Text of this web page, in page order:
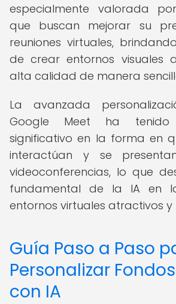
especialmente valorada
que buscan mejorar su
reuniones virtuales,
de crear entornos visuales
alta calidad de manera
La avanzada
Google Meet ha
significativo en la forma en
interactúan y se
videoconferencias, lo que
fundamental de la IA en
entornos virtuales atractivos y
Guía Paso a Paso
Personalizar
con IA